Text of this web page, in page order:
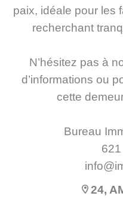
paix, idéale pour les
recherchant
N’hésitez pas à
d’informations ou
cette
Bureau
24,